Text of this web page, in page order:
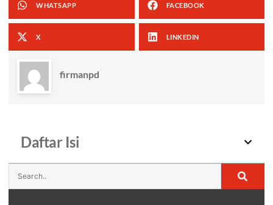
WHATSAPP FACEBOOK
X LINKEDIN
firmanpd
Daftar Isi